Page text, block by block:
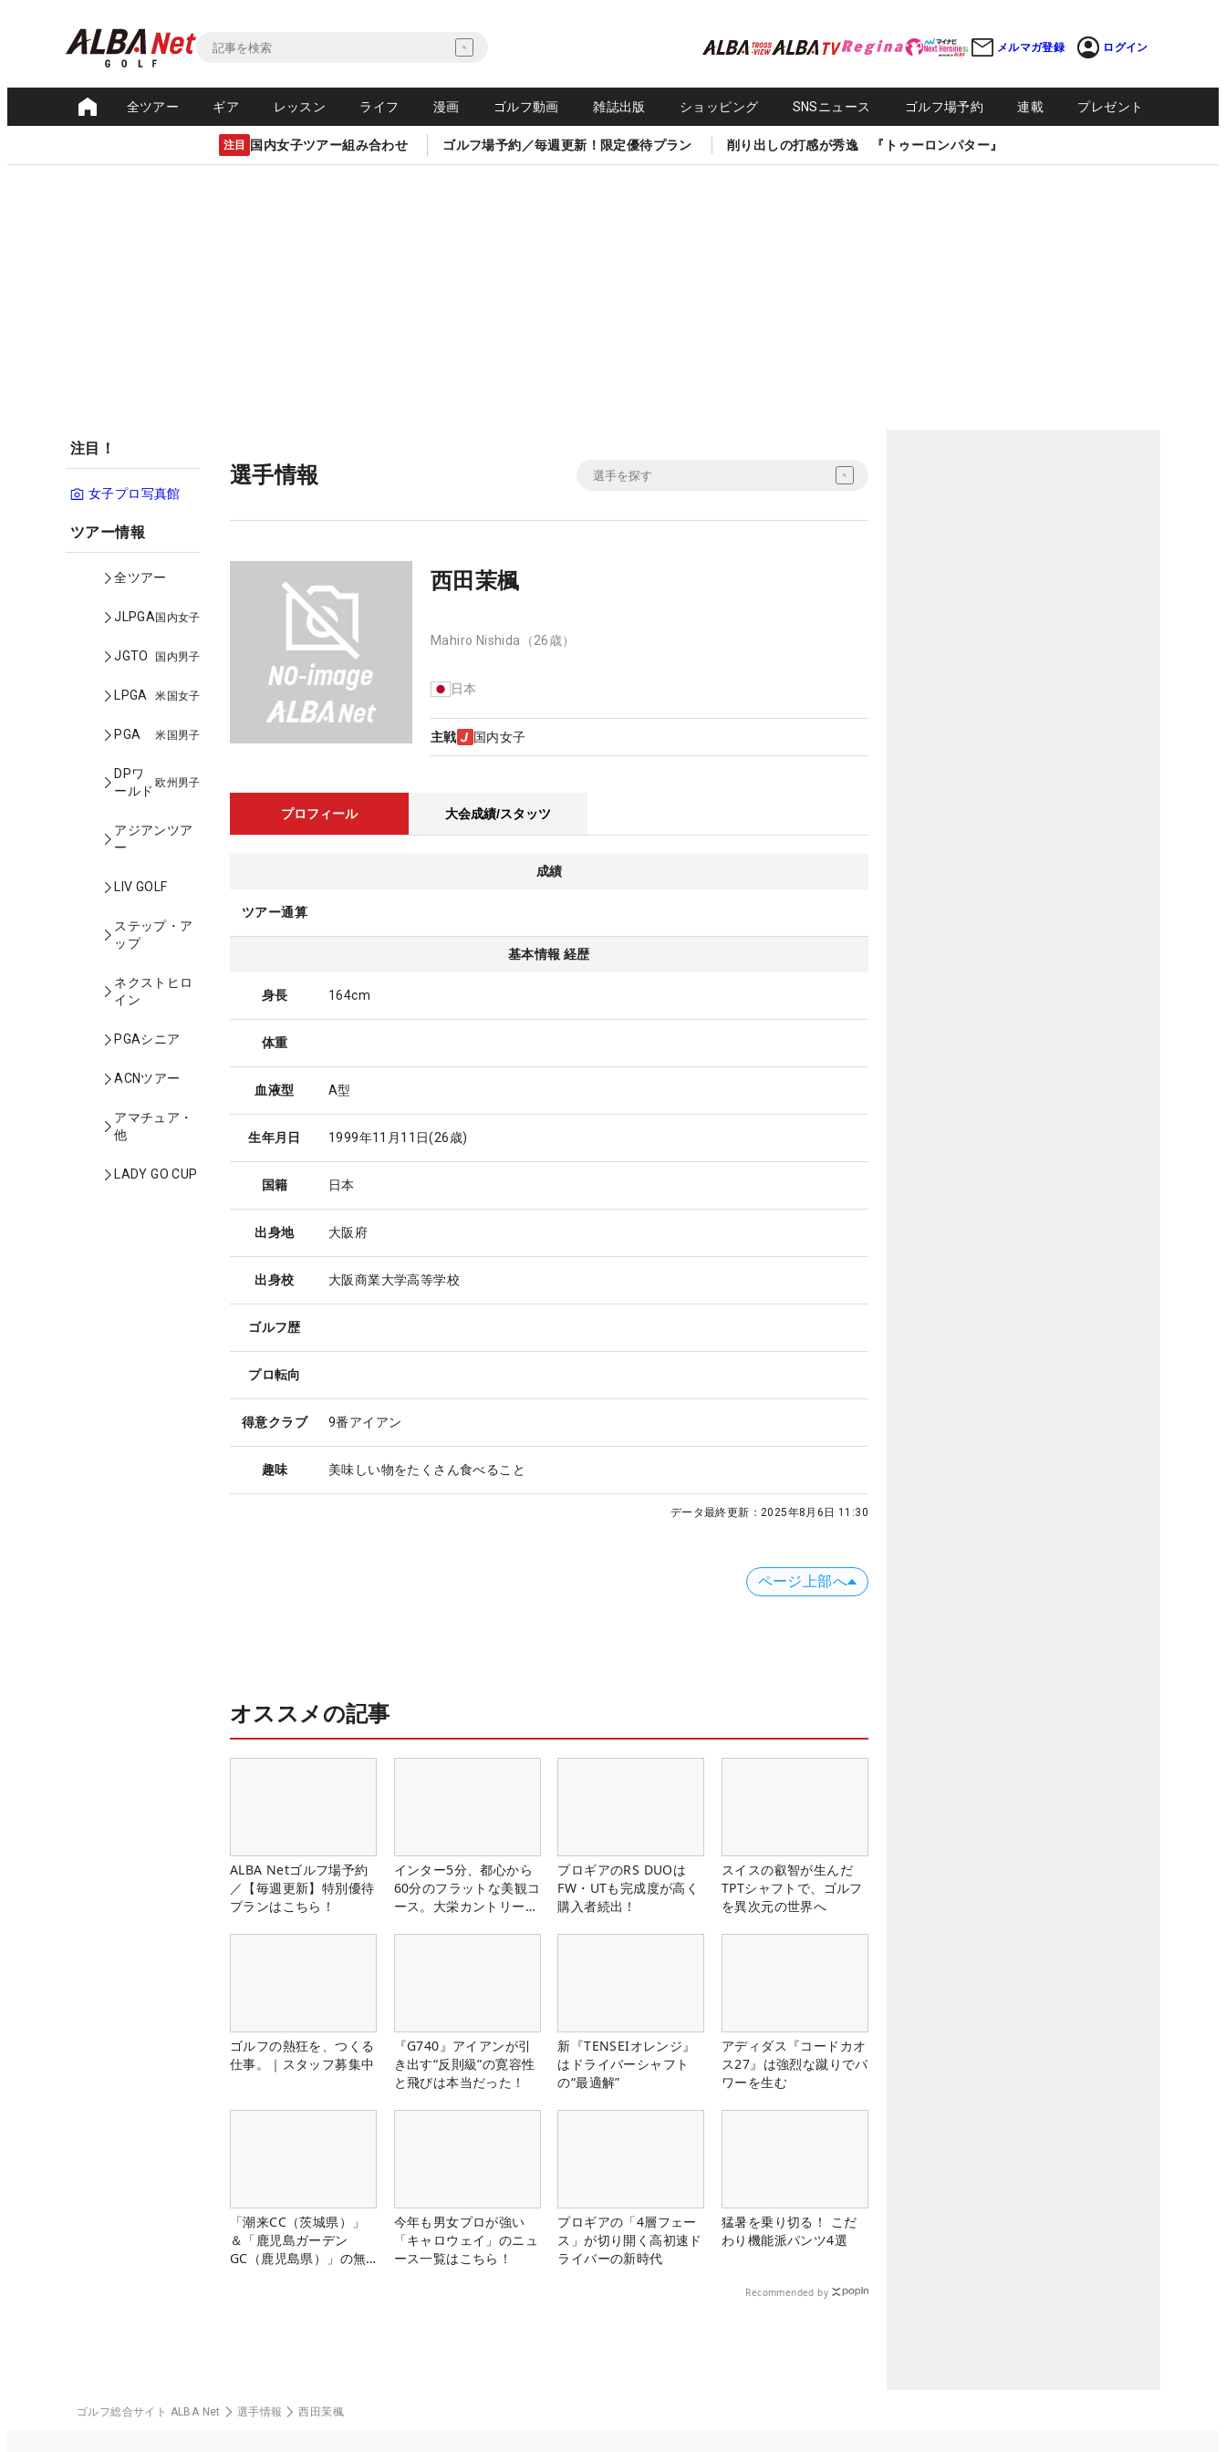
メルマガ登録 ログイン
全ツアー ギア レッスン ライフ 漫画 ゴルフ動画 雑誌出版 ショッピング SNSニュース ゴルフ場予約 連載 プレゼント
注目 国内女子ツアー組み合わせ ゴルフ場予約／毎週更新！限定優待プラン 削り出しの打感が秀逸 『トゥーロンパター』
注目！
女子プロ写真館
ツアー情報
全ツアー
JLPGA国内女子
JGTO 国内男子
LPGA 米国女子
PGA 米国男子
DPワ
ールド
欧州男子
アジアンツア
ー
LIV GOLF
ステップ・ア
ップ
ネクストヒロ
イン
PGAシニア
ACNツアー
アマチュア・
他
LADY GO CUP
選手情報
西田茉楓
Mahiro Nishida （26歳）
日本
主戦 国内女子
プロフィール 大会成績/スタッツ
成績
ツアー通算
基本情報 経歴
身長 164cm
体重
血液型 A型
生年月日 1999年11月11日(26歳)
国籍 日本
出身地 大阪府
出身校 大阪商業大学高等学校
ゴルフ歴
プロ転向
得意クラブ 9番アイアン
趣味 美味しい物をたくさん食べること
データ最終更新： 2025年8月6日 11:30
ページ上部へ
オススメの記事
ALBA Netゴルフ場予約
／【毎週更新】特別優待
プランはこちら！
インター5分、都心から
60分のフラットな美観コ
ース。大栄カントリー俱
プロギアのRS DUOは
FW・UTも完成度が高く
購入者続出！
スイスの叡智が生んだ
TPTシャフトで、ゴルフ
を異次元の世界へ
ゴルフの熱狂を、つくる
仕事。｜スタッフ募集中
『G740』アイアンが引
き出す“反則級”の寛容性
と飛びは本当だった！
新『TENSEIオレンジ』
はドライバーシャフト
の“最適解”
アディダス『コードカオ
ス27』は強烈な蹴りでパ
ワーを生む
「潮来CC（茨城県）」
＆「鹿児島ガーデン
GC（鹿児島県）」の無
今年も男女プロが強い
「キャロウェイ」のニュ
ース一覧はこちら！
プロギアの「4層フェー
ス」が切り開く高初速ド
ライバーの新時代
猛暑を乗り切る！ こだ
わり機能派パンツ4選
Recommended by
ゴルフ総合サイト ALBA Net 選手情報 西田茉楓